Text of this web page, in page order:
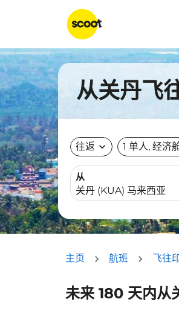
从关丹飞
往返 expand_more 1 单人, 经济
从
主页 航班 飞往
未来 180 天内从
没有符合您的筛选条件的